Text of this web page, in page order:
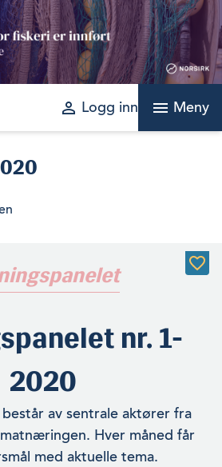
perm_identity Logg inn menu Meny
nr. 1-
2020
av sentrale aktører fra
Hver måned får
med aktuelle tema.